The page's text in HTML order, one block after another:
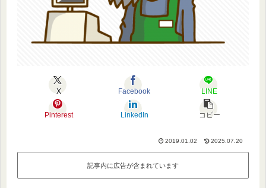
X Facebook LINE
Pinterest LinkedIn コピー
2019.01.02 2025.07.20
記事内に広告が含まれています